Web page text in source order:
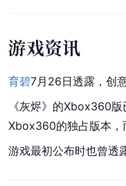
游戏资讯
育碧7月26日透露，创
《灰烬》的Xbox360
Xbox360的独占版本，
游戏最初公布时也曾透